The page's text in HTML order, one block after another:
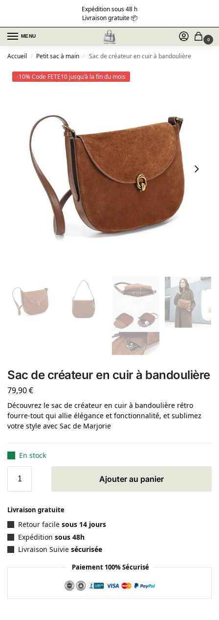
Expédition sous 48 h
Livraison gratuite 📦
MENU
0
Accueil / Petit sac à main / Sac de créateur en cuir à bandoulière
-10% Code FETE10 jusqu'à la fin du mois
Sac de créateur en cuir à bandoulière
79,90€
Découvrez le sac de créateur en cuir à bandoulière rétro
fourre-tout qui allie élégance et fonctionnalité, et sublimez
votre style avec Sac de Marjorie
En stock
Ajouter au panier
Livraison gratuite
Retour facile sous 14 jours
Expédition sous 48h
Livraison Suivie sécurisée
Paiement 100% Sécurisé